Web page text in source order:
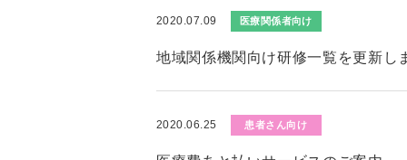
2020.07.09 医療関係者向け
地域関係機関向け研修一覧を更新し
2020.06.25 患者さん向け